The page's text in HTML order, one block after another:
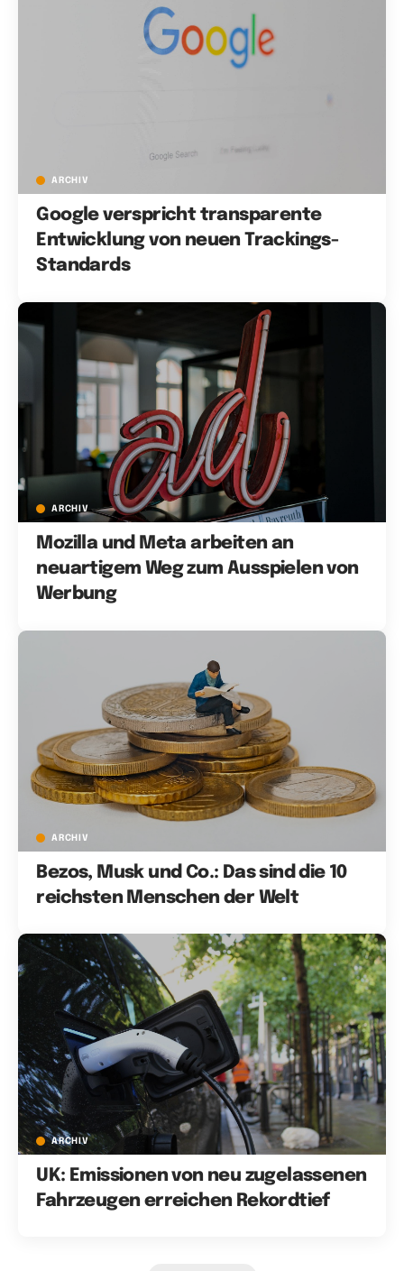
ARCHIV
Google verspricht transparente
Entwicklung von neuen Trackings-
Standards
ARCHIV
Mozilla und Meta arbeiten an
neuartigem Weg zum Ausspielen von
Werbung
ARCHIV
Bezos, Musk und Co.: Das sind die 10
reichsten Menschen der Welt
ARCHIV
UK: Emissionen von neu zugelassenen
Fahrzeugen erreichen Rekordtief